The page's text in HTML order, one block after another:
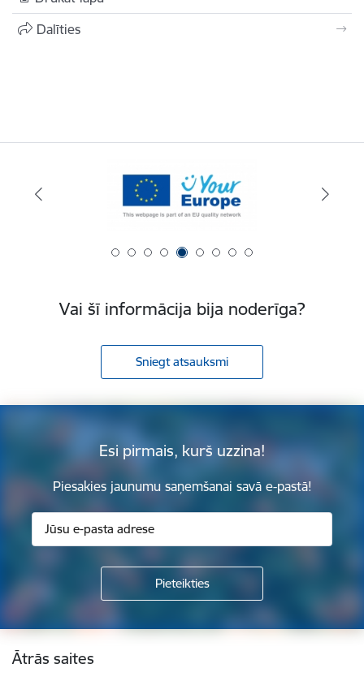
Dalīties
Vai šī informācija bija noderīga?
Sniegt atsauksmi
Esi pirmais, kurš uzzina!
Piesakies jaunumu saņemšanai savā e-pastā!
Kājene
Ātrās saites